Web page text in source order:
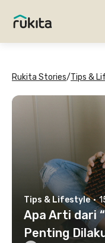
Rukita Stories/Tips &
Tips & Lifestyle ·
Apa Arti dari
Penting